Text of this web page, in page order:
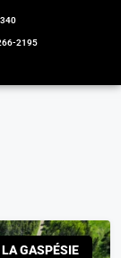
2195
GASPÉSIE